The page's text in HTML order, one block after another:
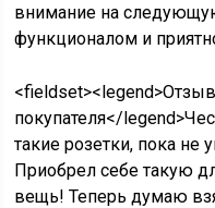
внимание на
функционалом и
покупателя</
такие розетки, пока не
Приобрел себе такую
вещь! Теперь думаю